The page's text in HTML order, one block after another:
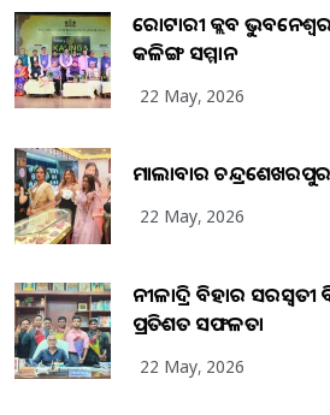
ରୋଟାରୀ କ୍ଲବ
କଳିଙ୍ଗ ସମ୍ମାନ
22 May, 2026
ମାଲାବାର
22 May, 2026
ନୀଳାଦ୍ରି ବିହାର
ପ୍ରତିଶତ ସଫଳତା
22 May, 2026